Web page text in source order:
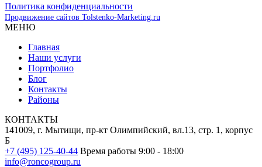
Политика конфиденциальности
Продвижение сайтов Tolstenko-Marketing.ru
МЕНЮ
Главная
Наши услуги
Портфолио
Блог
Контакты
Районы
КОНТАКТЫ
141009, г. Мытищи, пр-кт Олимпийский, вл.13, стр. 1, корпус
Б
+7 (495) 125-40-44 Время работы 9:00 - 18:00
info@roncogroup.ru